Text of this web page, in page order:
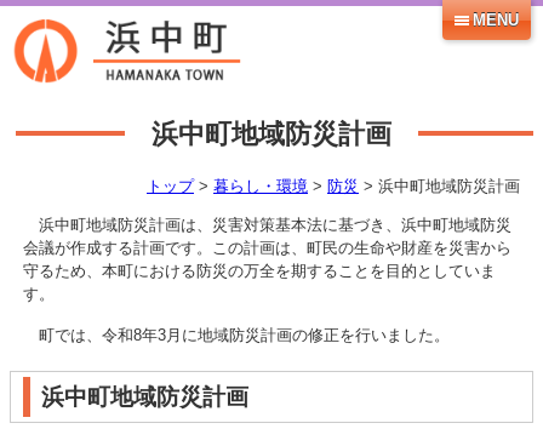
MENU
浜中町地域防災計画
トップ> 暮らし・環境 > 防災 > 浜中町地域防災計画
浜中町地域防災計画は、災害対策基本法に基づき、浜中町地域防災
会議が作成する計画です。この計画は、町民の生命や財産を災害から
守るため、本町における防災の万全を期することを目的としていま
す。
町では、令和8年3月に地域防災計画の修正を行いました。
浜中町地域防災計画